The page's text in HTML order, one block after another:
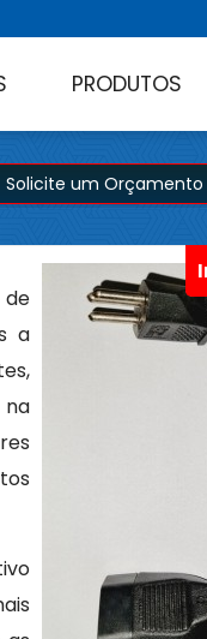
PRODUTOS
Solicite um Orçamento
de
a